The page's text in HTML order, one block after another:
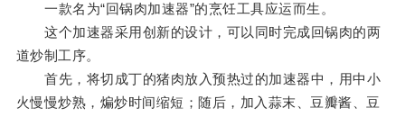
一款名为“回锅肉加速器”的烹饪工具应运而生。
这个加速器采用创新的设计，可以同时完成回锅肉的两
道炒制工序。
首先，将切成丁的猪肉放入预热过的加速器中，用中小
火慢慢炒熟，煸炒时间缩短；随后，加入蒜末、豆瓣酱、豆